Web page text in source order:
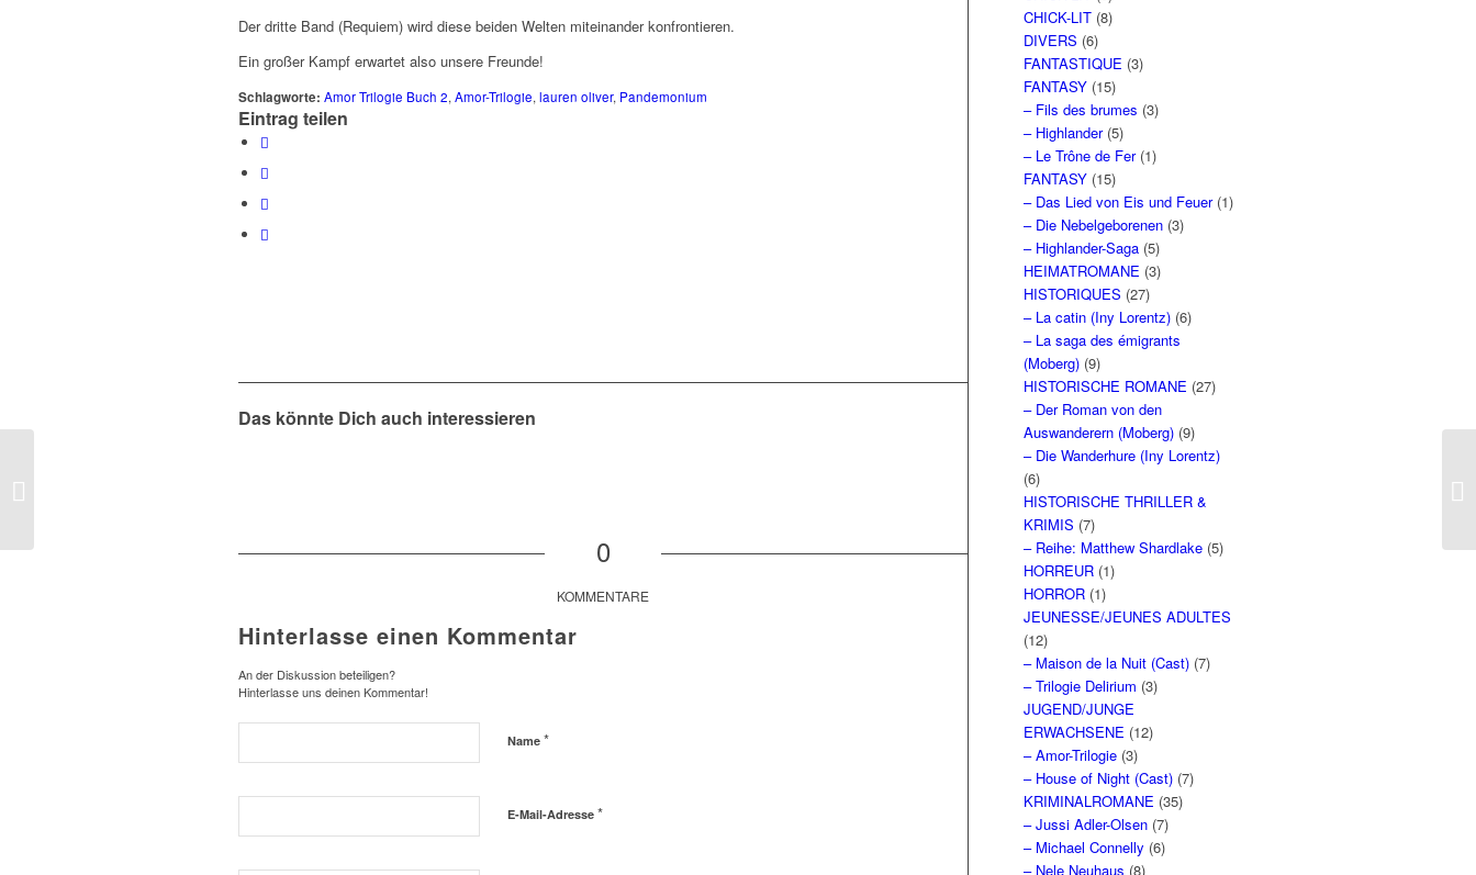
Der dritte Band (Requiem) wird diese beiden Welten miteinander konfrontieren.
Ein großer Kampf erwartet also unsere Freunde!
Schlagworte: Amor Trilogie Buch 2,Amor-Trilogie,lauren oliver, Pandemonium
Eintrag teilen
Das könnte Dich auch interessieren
0
KOMMENTARE
Hinterlasse einen Kommentar
An der Diskussion beteiligen?
Hinterlasse uns deinen Kommentar!
Name *
E-Mail-Adresse *
CHICK-LIT (8)
DIVERS (6)
FANTASTIQUE (3)
FANTASY (15)
– Fils des brumes (3)
– Highlander(5)
– Le Trône de Fer(1)
FANTASY (15)
– Das Lied von Eis und Feuer(1)
– Die Nebelgeborenen (3)
– Highlander-Saga (5)
HEIMATROMANE (3)
HISTORIQUES (27)
– La catin (Iny Lorentz) (6)
– La saga des émigrants
(Moberg) (9)
HISTORISCHE ROMANE (27)
– Der Roman von den
Auswanderern (Moberg) (9)
– Die Wanderhure (Iny Lorentz)
(6)
HISTORISCHE THRILLER &
KRIMIS (7)
– Reihe: Matthew Shardlake (5)
HORREUR (1)
HORROR (1)
JEUNESSE/JEUNES ADULTES
(12)
– Maison de la Nuit (Cast) (7)
– Trilogie Delirium (3)
JUGEND/JUNGE
ERWACHSENE (12)
– Amor-Trilogie (3)
– House of Night (Cast) (7)
KRIMINALROMANE (35)
– Jussi Adler-Olsen (7)
– Michael Connelly (6)
– Nele Neuhaus (8)